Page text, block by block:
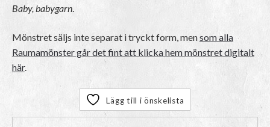
Baby, babygarn.
Mönstret säljs inte separat i tryckt form, mensom alla
Raumamönster går det fint att klicka hem mönstret digitalt
här.
Lägg till i önskelista